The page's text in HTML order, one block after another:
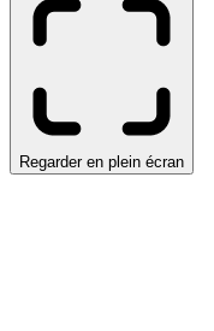
Regarder en plein écran